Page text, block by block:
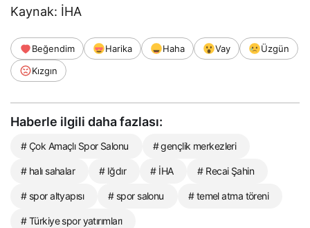
Kaynak: İHA
Beğendim Harika Haha Vay
Üzgün
Kızgın
Haberle ilgili daha fazlası:
# Çok Amaçlı Spor Salonu # gençlik merkezleri
# halı sahalar # Iğdır # İHA # Recai Şahin
# spor altyapısı # spor salonu # temel atma töreni
# Türkiye spor yatırımları